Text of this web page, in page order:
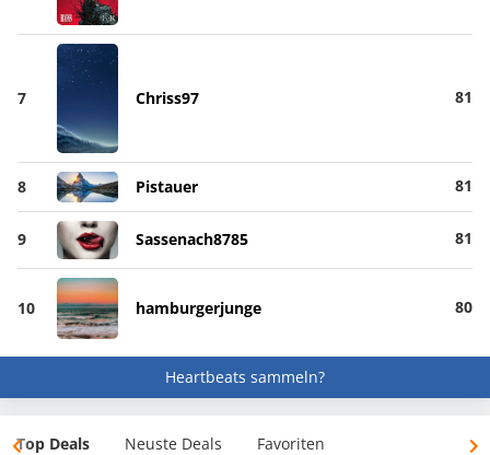
7 Chriss97 81
8 Pistauer 81
9 Sassenach8785 81
10 hamburgerjunge 80
Heartbeats sammeln?
Top Deals Neuste Deals Favoriten